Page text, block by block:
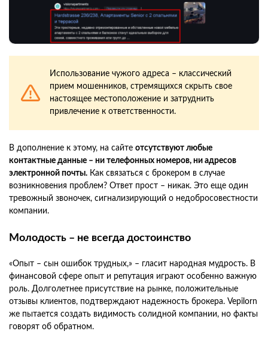
Использование чужого адреса – классический
прием мошенников, стремящихся скрыть свое
настоящее местоположение и затруднить
привлечение к ответственности.
В дополнение к этому, на сайте отсутствуют любые
контактные данные – ни телефонных номеров, ни адресов
электронной почты. Как связаться с брокером в случае
возникновения проблем? Ответ прост – никак. Это еще один
тревожный звоночек, сигнализирующий о недобросовестности
компании.
Молодость – не всегда достоинство
«Опыт – сын ошибок трудных,» – гласит народная мудрость. В
финансовой сфере опыт и репутация играют особенно важную
роль. Долголетнее присутствие на рынке, положительные
отзывы клиентов, подтверждают надежность брокера. Vepilorn
же пытается создать видимость солидной компании, но факты
говорят об обратном.